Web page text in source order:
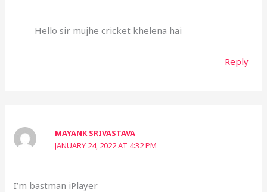
Hello sir mujhe cricket khelena hai
Reply
MAYANK SRIVASTAVA
JANUARY 24, 2022 AT 4:32 PM
I’m bastman iPlayer